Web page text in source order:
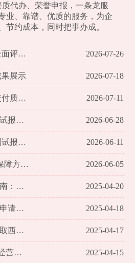
代办、荣誉申报，一条龙服
业、靠谱、优质的服务，为企
节约成本，同时把事办成。
报告 2026-07-26
展示 2026-07-18
化策略 2026-07-11
业能力 2026-06-28
详解 2026-06-11
效评估> 2026-06-05
件详解 2025-04-20
务特色 2025-04-18
需资料 2025-04-17
需文件 2025-04-15